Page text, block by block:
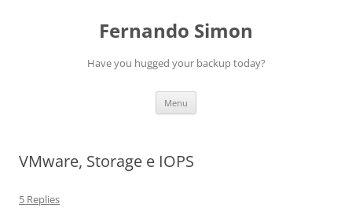
Fernando Simon
Have you hugged your backup today?
Menu
VMware, Storage e IOPS
5 Replies